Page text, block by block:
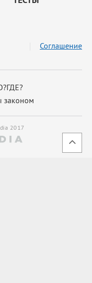
законом
Соглашение
2017